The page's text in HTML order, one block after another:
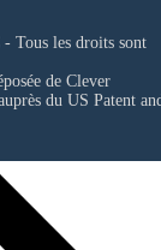
Tous les droits sont
de Clever
du US Patent